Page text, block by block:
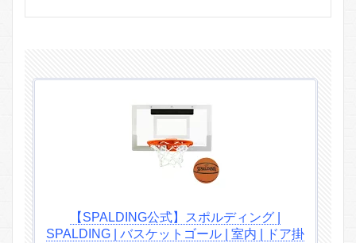
【SPALDING公式】スポルディング |
SPALDING | バスケットゴール | 室内 | ドア掛